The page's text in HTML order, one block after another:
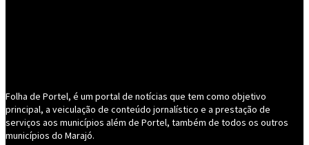
Folha de Portel, é um portal de notícias que tem como objetivo
principal, a veiculação de conteúdo jornalístico e a prestação de
serviços aos municípios além de Portel, também de todos os outros
municípios do Marajó.